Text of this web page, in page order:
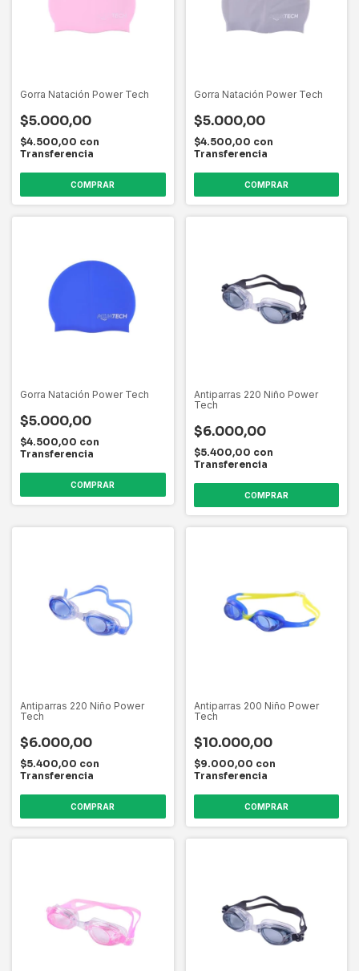
Gorra Natación Power Tech
$5.000,00
$4.500,00 con
Transferencia
Gorra Natación Power Tech
$5.000,00
$4.500,00 con
Transferencia
Gorra Natación Power Tech
$5.000,00
$4.500,00 con
Transferencia
Antiparras 220 Niño Power
Tech
$6.000,00
$5.400,00 con
Transferencia
Antiparras 220 Niño Power
Tech
$6.000,00
$5.400,00 con
Transferencia
Antiparras 200 Niño Power
Tech
$10.000,00
$9.000,00 con
Transferencia